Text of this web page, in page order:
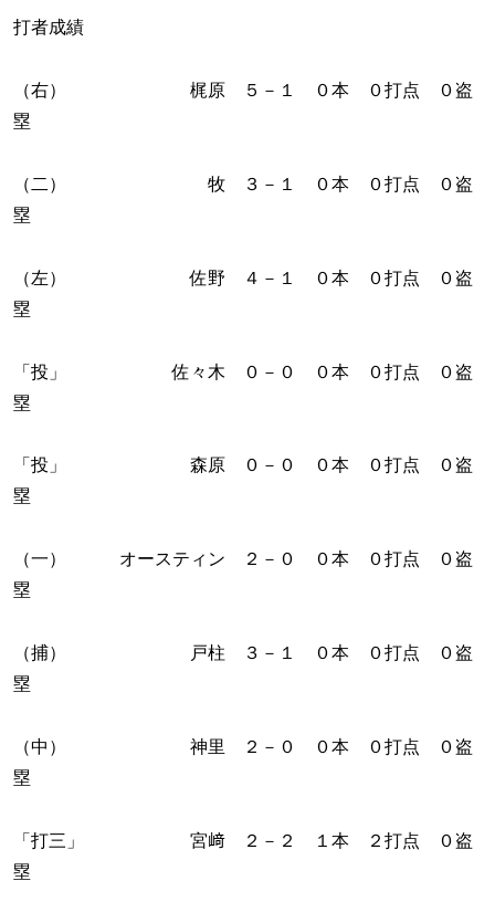
打者成績
（右） 梶原 ５－１ ０本 ０打点 ０盗
塁
（二） 牧 ３－１ ０本 ０打点 ０盗
塁
（左） 佐野 ４－１ ０本 ０打点 ０盗
塁
「投」 佐々木 ０－０ ０本 ０打点 ０盗
塁
「投」 森原 ０－０ ０本 ０打点 ０盗
塁
（一） オースティン ２－０ ０本 ０打点 ０盗
塁
（捕） 戸柱 ３－１ ０本 ０打点 ０盗
塁
（中） 神里 ２－０ ０本 ０打点 ０盗
塁
「打三」 宮﨑 ２－２ １本 ２打点 ０盗
塁